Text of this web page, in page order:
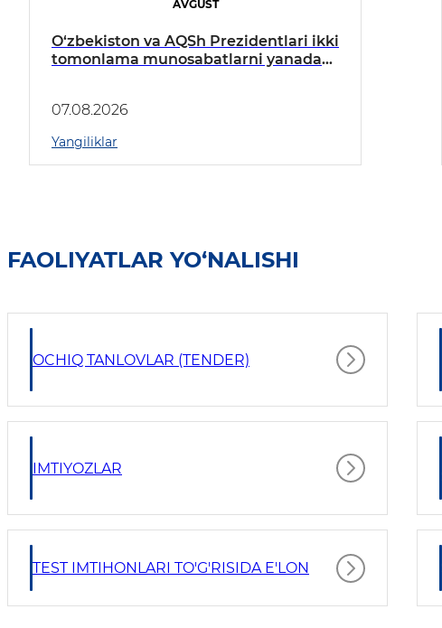
AVGUST
O‘zbekiston va AQSh Prezidentlari ikki
tomonlama munosabatlarni yanada
07.08.2026
Yangiliklar
FAOLIYATLAR YO‘NALISHI
OCHIQ TANLOVLAR (TENDER)
IMTIYOZLAR
TEST IMTIHONLARI TO'G'RISIDA E'LON